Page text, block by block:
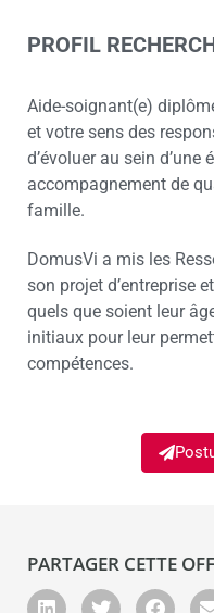
PROFIL
Aide-soignant(e)
et votre sens des
d’évoluer au sein d’une
accompagnement de
famille.
DomusVi a mis les
son projet d’entreprise
quels que soient leur
initiaux pour leur
compétences.
PARTAGER CETTE